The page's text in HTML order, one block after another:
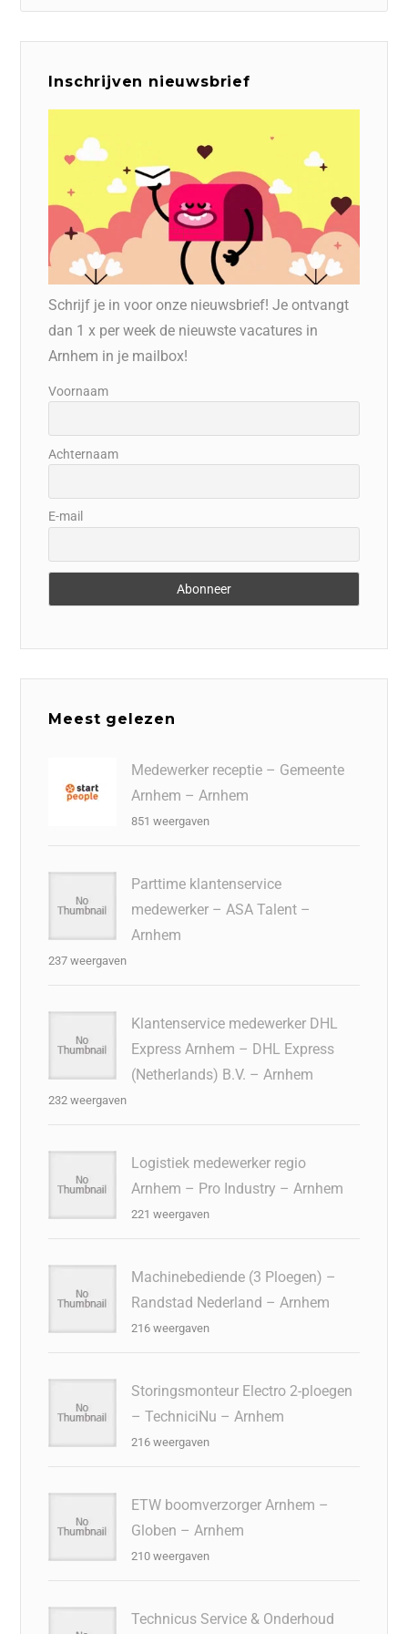
Inschrijven nieuwsbrief
Schrijf je in voor onze nieuwsbrief! Je ontvangt
dan 1 x per week de nieuwste vacatures in
Arnhem in je mailbox!
Voornaam
Achternaam
E-mail
Meest gelezen
Medewerker receptie – Gemeente
Arnhem – Arnhem
851 weergaven
Parttime klantenservice
medewerker – ASA Talent –
Arnhem
237 weergaven
Klantenservice medewerker DHL
Express Arnhem – DHL Express
(Netherlands) B.V. – Arnhem
232 weergaven
Logistiek medewerker regio
Arnhem – Pro Industry – Arnhem
221 weergaven
Machinebediende (3 Ploegen) –
Randstad Nederland – Arnhem
216 weergaven
Storingsmonteur Electro 2-ploegen
– TechniciNu – Arnhem
216 weergaven
ETW boomverzorger Arnhem –
Globen – Arnhem
210 weergaven
Technicus Service & Onderhoud